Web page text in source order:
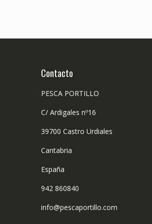
Contacto
PESCA PORTILLO
C/ Ardigales nº16
39700 Castro Urdiales
Cantabria
España
942 860840
info@pescaportillo.com